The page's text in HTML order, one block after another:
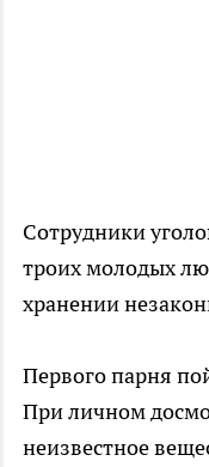
Сотрудники
троих молодых
хранении
Первого парня
При личном
неизвестное